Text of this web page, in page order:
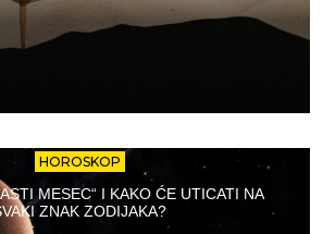
HOROSKOP
MESEC“ I KAKO ĆE UTICATI NA
ZNAK ZODIJAKA?